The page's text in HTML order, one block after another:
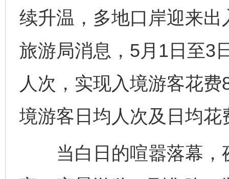
续升温，多地口岸迎来
旅游局消息，5月1日至3
人次，实现入境游客花
境游客日均人次及日均
当白日的喧嚣落幕，